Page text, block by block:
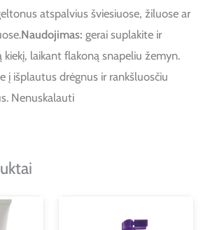
atspalvius šviesiuose, žiluose ar
Naudojimas: gerai suplakite ir
kiekį, laikant flakoną snapeliu žemyn.
į išplautus drėgnus ir rankšluosčiu
Nenuskalauti